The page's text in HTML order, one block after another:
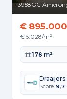
3958GG
€
€ 5.028/m²
178 m²
Score: 9,7